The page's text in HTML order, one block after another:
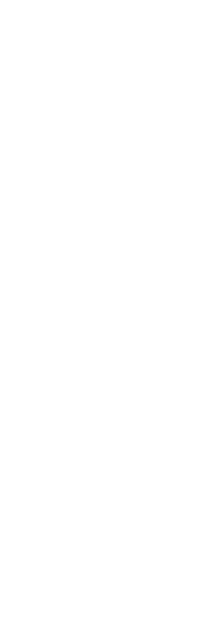
Cortada por
la carretera
Pedro por los